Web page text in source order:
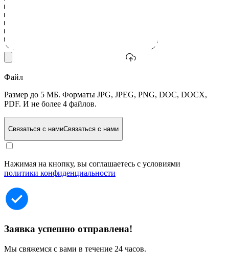
Файл
Размер до 5 МБ. Форматы JPG, JPEG, PNG, DOC, DOCX,
PDF. И не более 4 файлов.
Связаться с намиСвязаться с нами
Нажимая на кнопку, вы соглашаетесь с условиями
политики конфиденциальности
Заявка успешно отправлена!
Мы свяжемся с вами в течение 24 часов.